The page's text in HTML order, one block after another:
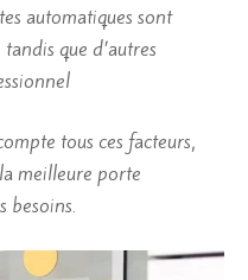
automatiques sont
que d’autres
tous ces facteurs,
meilleure porte
besoins.